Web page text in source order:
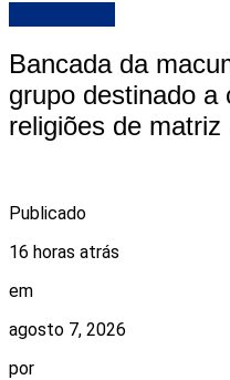
Bancada da
grupo destinado a
religiões de matriz
Publicado
16 horas atrás
em
agosto 7, 2026
por